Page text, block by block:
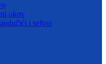
okov
i sefovi